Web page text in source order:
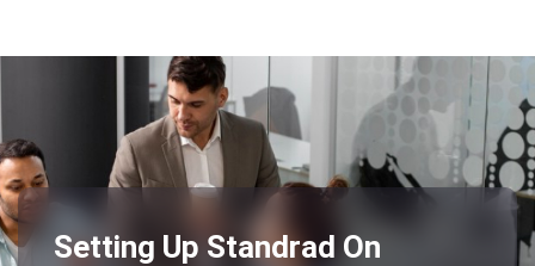
Setting Up Standrad On